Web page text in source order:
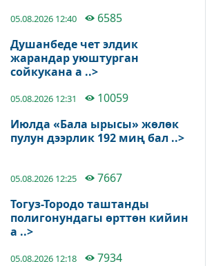
05.08.2026 12:40
6585
Душанбеде чет элдик
жарандар уюштурган
сойкукана а ..>
05.08.2026 12:31
10059
Июлда «Бала ырысы» жөлөк
пулун дээрлик 192 миң бал ..>
05.08.2026 12:25
7667
Тогуз-Тородо таштанды
полигонундагы өрттөн кийин
а ..>
05.08.2026 12:18
7934